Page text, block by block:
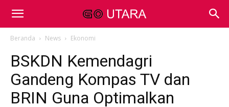
Beranda News Ekonomi
BSKDN Kemendagri
Gandeng Kompas TV dan
BRIN Guna Optimalkan